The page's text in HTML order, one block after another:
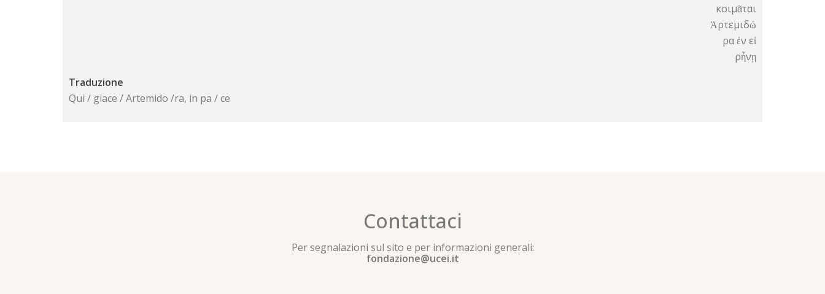
κοιμᾶται
Ἀρτεμιδώ
ρα ἐν εἰ
ρἦνῃ
Traduzione
Qui / giace / Artemido /ra, in pa / ce
Contattaci
Per segnalazioni sul sito e per informazioni generali:
fondazione@ucei.it